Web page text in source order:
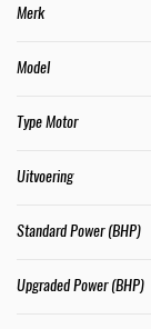
Merk
Model
Type Motor
Uitvoering
Standard Power (BHP)
Upgraded Power (BHP)